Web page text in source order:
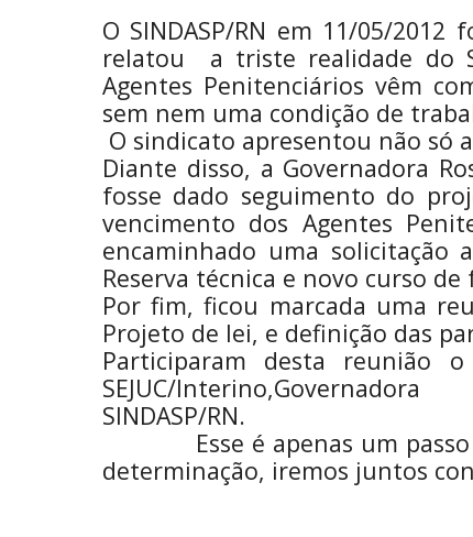
O SINDASP/RN em 11/05/
relatou a triste realidade do
Agentes Penitenciários vêm
sem nem uma condição de
O sindicato apresentou não só
Diante disso, a Governadora
fosse dado seguimento do
vencimento dos Agentes
encaminhado uma
Reserva técnica e novo curso de
Por fim, ficou marcada uma
Projeto de lei, e definição das
Participaram desta reunião
SEJUC/
Esse é apenas um passo
determinação, iremos juntos